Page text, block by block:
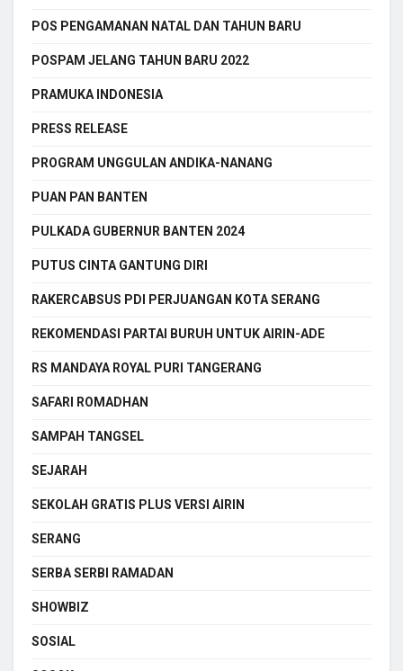
POS PENGAMANAN NATAL DAN TAHUN BARU
POSPAM JELANG TAHUN BARU 2022
PRAMUKA INDONESIA
PRESS RELEASE
PROGRAM UNGGULAN ANDIKA-NANANG
PUAN PAN BANTEN
PULKADA GUBERNUR BANTEN 2024
PUTUS CINTA GANTUNG DIRI
RAKERCABSUS PDI PERJUANGAN KOTA SERANG
REKOMENDASI PARTAI BURUH UNTUK AIRIN-ADE
RS MANDAYA ROYAL PURI TANGERANG
SAFARI ROMADHAN
SAMPAH TANGSEL
SEJARAH
SEKOLAH GRATIS PLUS VERSI AIRIN
SERANG
SERBA SERBI RAMADAN
SHOWBIZ
SOSIAL